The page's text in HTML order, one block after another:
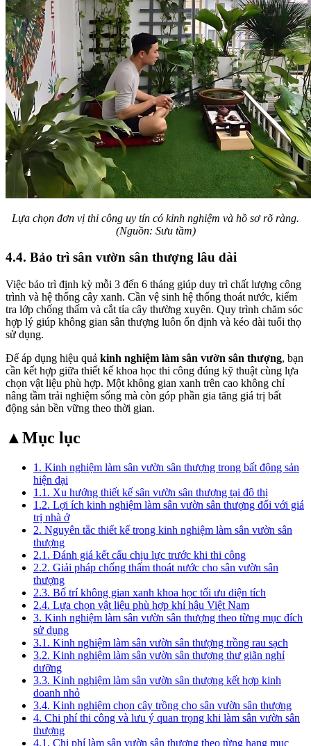
Lựa chọn đơn vị thi công uy tín có kinh nghiệm và hồ sơ rõ ràng.
(Nguồn: Sưu tầm)
4.4. Bảo trì sân vườn sân thượng lâu dài
Việc bảo trì định kỳ mỗi 3 đến 6 tháng giúp duy trì chất lượng công
trình và hệ thống cây xanh. Cần vệ sinh hệ thống thoát nước, kiểm
tra lớp chống thấm và cắt tỉa cây thường xuyên. Quy trình chăm sóc
hợp lý giúp không gian sân thượng luôn ổn định và kéo dài tuổi thọ
sử dụng.
Để áp dụng hiệu quả kinh nghiệm làm sân vườn sân thượng, bạn
cần kết hợp giữa thiết kế khoa học thi công đúng kỹ thuật cùng lựa
chọn vật liệu phù hợp. Một không gian xanh trên cao không chỉ
nâng tầm trải nghiệm sống mà còn góp phần gia tăng giá trị bất
động sản bền vững theo thời gian.
▲Mục lục
1. Kinh nghiệm làm sân vườn sân thượng trong bất động sản
hiện đại
1.1. Xu hướng thiết kế sân vườn sân thượng tại đô thị
1.2. Lợi ích kinh nghiệm làm sân vườn sân thượng đối với giá
trị nhà ở
2. Nguyên tắc thiết kế trong kinh nghiệm làm sân vườn sân
thượng
2.1. Đánh giá kết cấu chịu lực trước khi thi công
2.2. Giải pháp chống thấm thoát nước cho sân vườn sân
thượng
2.3. Bố trí không gian xanh khoa học tối ưu diện tích
2.4. Lựa chọn vật liệu phù hợp khí hậu Việt Nam
3. Kinh nghiệm làm sân vườn sân thượng theo từng mục đích
sử dụng
3.1. Kinh nghiệm làm sân vườn sân thượng trồng rau sạch
3.2. Kinh nghiệm làm sân vườn sân thượng thư giãn nghỉ
dưỡng
3.3. Kinh nghiệm làm sân vườn sân thượng kết hợp kinh
doanh nhỏ
3.4. Kinh nghiệm chọn cây trồng cho sân vườn sân thượng
4. Chi phí thi công và lưu ý quan trọng khi làm sân vườn sân
thượng
4.1. Chi phí làm sân vườn sân thượng theo từng hạng mục